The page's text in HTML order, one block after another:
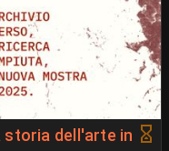
storia dell'arte in